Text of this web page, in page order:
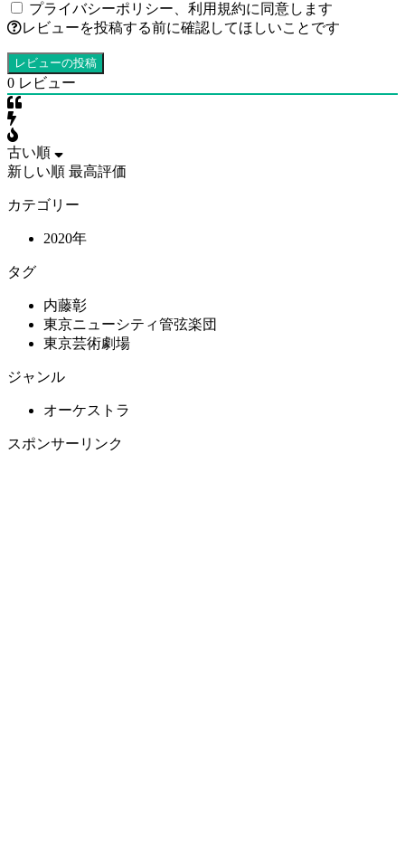
プライバシーポリシー
利用規約に同意します
レビューを投稿する前に確認してほしいことです
0 レビュー
古い順
新しい順 最高評価
カテゴリー
2020年
タグ
内藤彰
東京ニューシティ管弦楽団
東京芸術劇場
ジャンル
オーケストラ
スポンサーリンク